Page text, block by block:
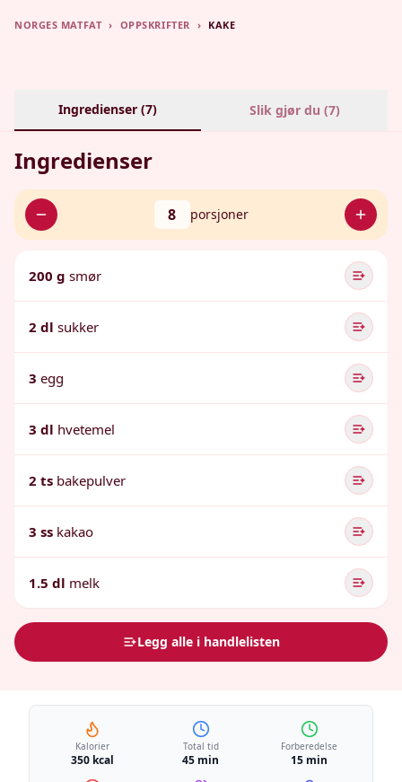
NORGES MATFAT › OPPSKRIFTER › KAKE
Ingredienser (7) Slik gjør du (7)
Ingredienser
8 porsjoner
200 g smør
2 dl sukker
3 egg
3 dl hvetemel
2 ts bakepulver
3 ss kakao
1.5 dl melk
Legg alle i handlelisten
Kalorier
350 kcal
Total tid
45 min
Forberedelse
15 min